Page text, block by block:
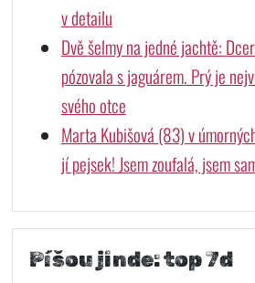
v detailu
Dvě šelmy na jedné jachtě:
pózovala s jaguárem. Prý je
svého otce
Marta Kubišová (83) v
jí pejsek! Jsem zoufalá, jsem
Píšou jinde: top 7d